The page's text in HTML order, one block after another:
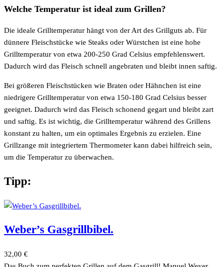
Welche Temperatur ist ideal zum Grillen?
Die ideale Grilltemperatur hängt von der Art des Grillguts ab. Für
dünnere Fleischstücke wie Steaks oder Würstchen ist eine hohe
Grilltemperatur von etwa 200-250 Grad Celsius empfehlenswert.
Dadurch wird das Fleisch schnell angebraten und bleibt innen saftig.
Bei größeren Fleischstücken wie Braten oder Hähnchen ist eine
niedrigere Grilltemperatur von etwa 150-180 Grad Celsius besser
geeignet. Dadurch wird das Fleisch schonend gegart und bleibt zart
und saftig. Es ist wichtig, die Grilltemperatur während des Grillens
konstant zu halten, um ein optimales Ergebnis zu erzielen. Eine
Grillzange mit integriertem Thermometer kann dabei hilfreich sein,
um die Temperatur zu überwachen.
Tipp:
Weber’s Gasgrillbibel.
32,00 €